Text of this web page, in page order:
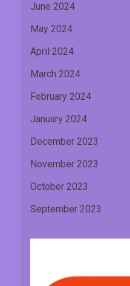
June 2024
May 2024
April 2024
March 2024
February 2024
January 2024
December 2023
November 2023
October 2023
September 2023